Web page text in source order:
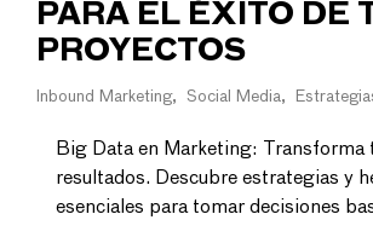
PARA EL ÉXITO DE
PROYECTOS
Inbound Marketing Social Media
Big Data en Marketing: Transforma
resultados. Descubre estrategias y
esenciales para tomar decisiones